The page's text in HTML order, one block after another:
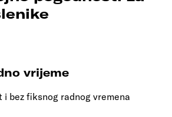
vrijeme
bez fiksnog radnog vremena